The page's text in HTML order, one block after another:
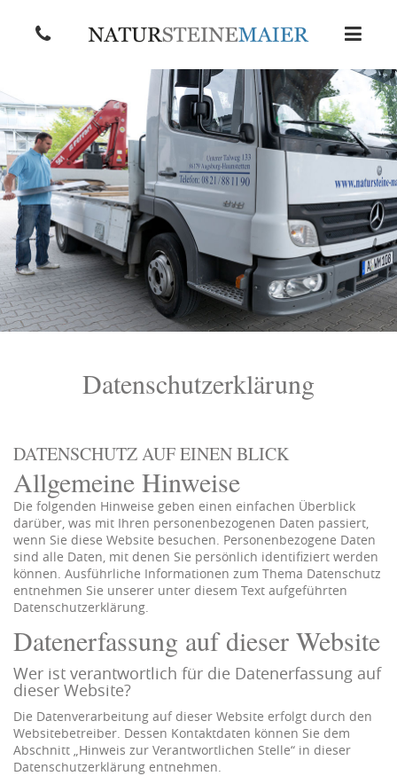
Datenschutzerklärung
DATENSCHUTZ AUF EINEN BLICK
Allgemeine Hinweise
Die folgenden Hinweise geben einen einfachen Überblick
darüber, was mit Ihren personenbezogenen Daten passiert,
wenn Sie diese Website besuchen. Personenbezogene Daten
sind alle Daten, mit denen Sie persönlich identifiziert werden
können. Ausführliche Informationen zum Thema Datenschutz
entnehmen Sie unserer unter diesem Text aufgeführten
Datenschutzerklärung.
Datenerfassung auf dieser Website
Wer ist verantwortlich für die Datenerfassung auf
dieser Website?
Die Datenverarbeitung auf dieser Website erfolgt durch den
Websitebetreiber. Dessen Kontaktdaten können Sie dem
Abschnitt „Hinweis zur Verantwortlichen Stelle“ in dieser
Datenschutzerklärung entnehmen.